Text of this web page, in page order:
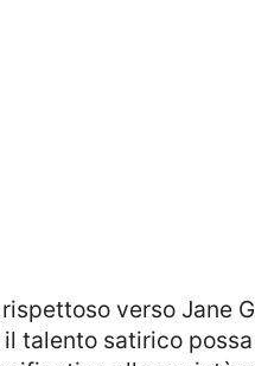
talento satirico possa